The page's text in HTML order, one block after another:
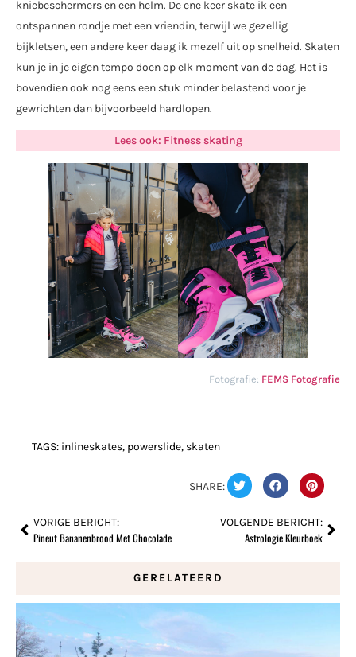
kniebeschermers en een helm. De ene keer skate ik een
ontspannen rondje met een vriendin, terwijl we gezellig
bijkletsen, een andere keer daag ik mezelf uit op snelheid. Skaten
kun je in je eigen tempo doen op elk moment van de dag. Het is
bovendien ook nog eens een stuk minder belastend voor je
gewrichten dan bijvoorbeeld hardlopen.
Lees ook: Fitness skating
Fotografie: FEMS Fotografie
TAGS: inlineskates, powerslide, skaten
SHARE:
VORIGE BERICHT:
Pineut Bananenbrood Met Chocolade
VOLGENDE BERICHT:
Astrologie Kleurboek
GERELATEERD